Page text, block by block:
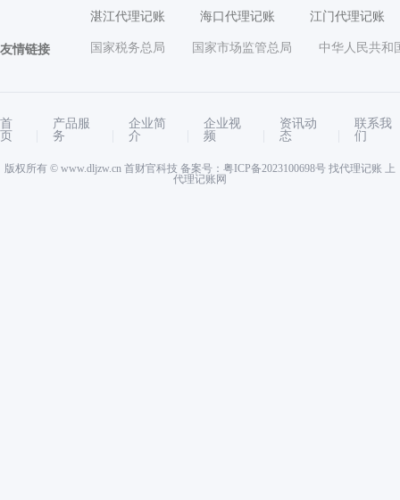
湛江代理记账 海口代理记账 江门代理记账
友情链接 国家税务总局 国家市场监管总局 中华人民共和
首
页
产品服
务
企业简
介
企业视
频
资讯动
态
联系我
们
版权所有 © www.dljzw.cn 首财官科技 备案号： 粤ICP备2023100698号 找代理记账 上
代理记账网